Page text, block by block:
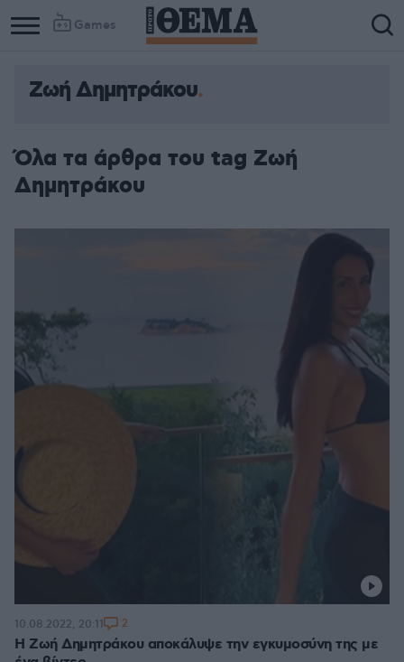
Games
Ζωή Δημητράκου
Όλα τα άρθρα του tag Ζωή
Δημητράκου
Η Ζωή Δημητράκου αποκάλυψε την εγκυμοσύνη της με
10.08.2022, 20:11 2